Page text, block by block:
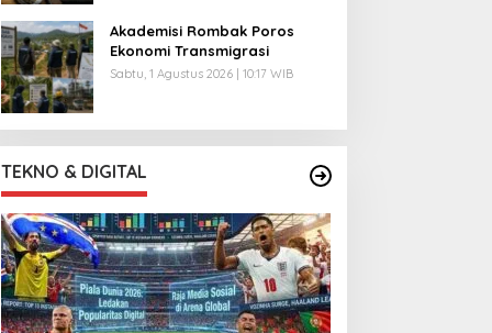
Akademisi Rombak Poros
Ekonomi Transmigrasi
Sabtu, 1 Agustus 2026 | 10:17 WIB
TEKNO & DIGITAL